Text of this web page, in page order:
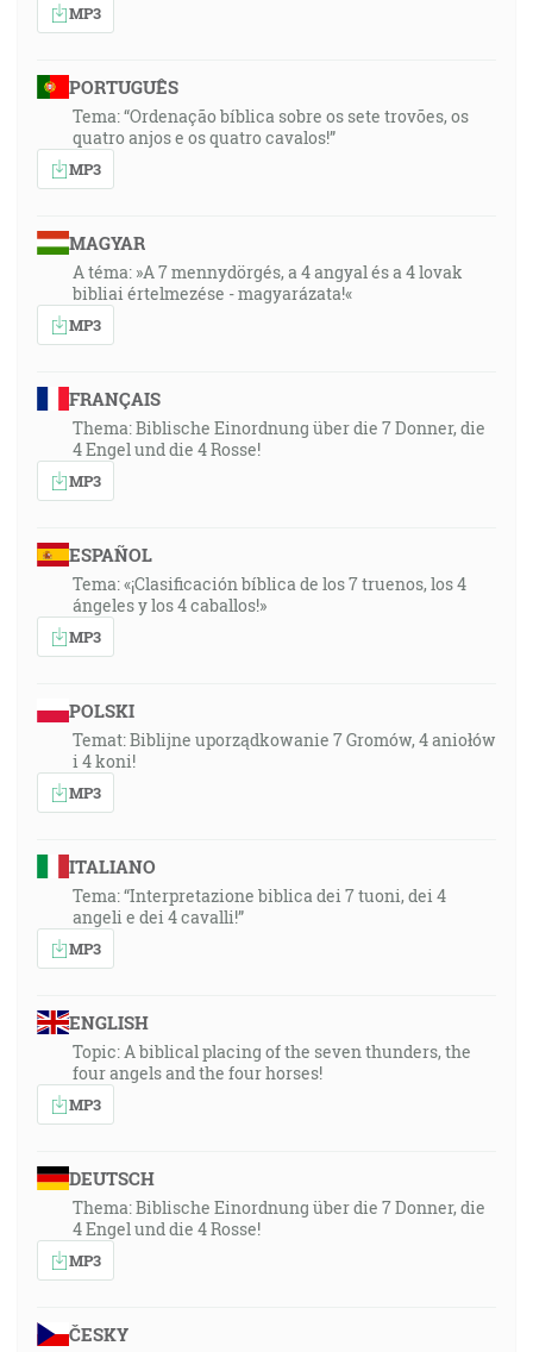
MP3
PORTUGUÊS
Tema: “Ordenação bíblica sobre os sete trovões, os
quatro anjos e os quatro cavalos!”
MP3
MAGYAR
A téma: »A 7 mennydörgés, a 4 angyal és a 4 lovak
bibliai értelmezése - magyarázata!«
MP3
FRANÇAIS
Thema: Biblische Einordnung über die 7 Donner, die
4 Engel und die 4 Rosse!
MP3
ESPAÑOL
Tema: «¡Clasificación bíblica de los 7 truenos, los 4
ángeles y los 4 caballos!»
MP3
POLSKI
Temat: Biblijne uporządkowanie 7 Gromów, 4 aniołów
i 4 koni!
MP3
ITALIANO
Tema: “Interpretazione biblica dei 7 tuoni, dei 4
angeli e dei 4 cavalli!”
MP3
ENGLISH
Topic: A biblical placing of the seven thunders, the
four angels and the four horses!
MP3
DEUTSCH
Thema: Biblische Einordnung über die 7 Donner, die
4 Engel und die 4 Rosse!
MP3
ČESKY